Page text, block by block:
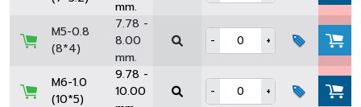
mm.
M5-0.8
(8*4)
7.78 -
8.00
mm.
- +
M6-1.0
(10*5)
9.78 -
10.00
- +